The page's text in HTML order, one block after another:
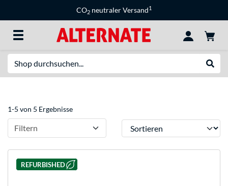
CO2 neutraler Versand1
1-5 von 5 Ergebnisse
Filtern Sortieren
REFURBISHED